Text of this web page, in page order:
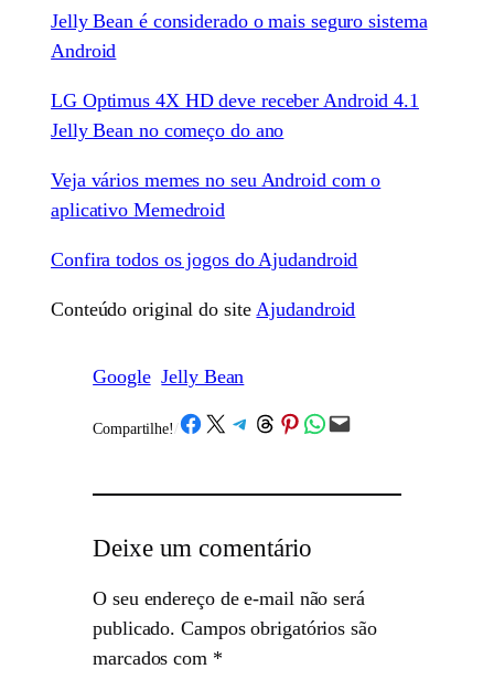
Jelly Bean é considerado o mais seguro sistema
Android
LG Optimus 4X HD deve receber Android 4.1
Jelly Bean no começo do ano
Veja vários memes no seu Android com o
aplicativo Memedroid
Confira todos os jogos do Ajudandroid
Conteúdo original do siteAjudandroid
Google Jelly Bean
Compartilhe!/Share on Facebook
Share on X Share on Telegram
Share on Threads
Share on Pinterest
Share on WhatsApp
Email this Page
Deixe um comentário
O seu endereço de e-mail não será
publicado. Campos obrigatórios são
marcados com *